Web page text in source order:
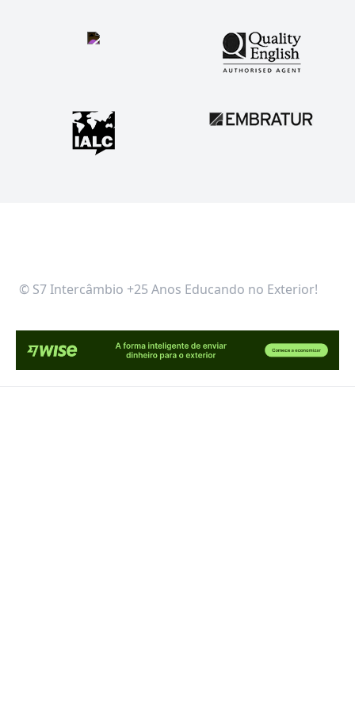
© S7 Intercâmbio +25 Anos Educando no Exterior!